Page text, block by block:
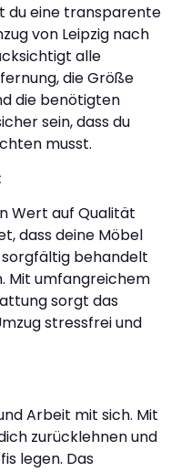
du eine transparente
von Leipzig nach
alle
die Größe
die benötigten
sein, dass du
musst.
Wert auf Qualität
dass deine Möbel
behandelt
Mit umfangreichem
sorgt das
stressfrei und
Arbeit mit sich. Mit
zurücklehnen und
legen. Das